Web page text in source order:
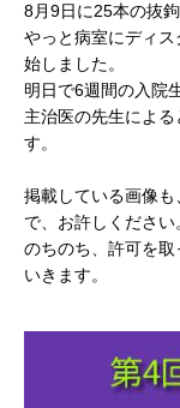
8月9日に25本の抜鉤
やっと病室にディ
始しました。
明日で6週間の入院
主治医の先生によ
す。
掲載している画像
で、お許しください
のちのち、許可を
いきます。